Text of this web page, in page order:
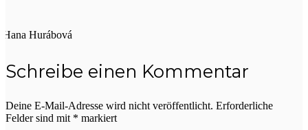
Hana Hurábová
Schreibe einen Kommentar
Deine E-Mail-Adresse wird nicht veröffentlicht. Erforderliche
Felder sind mit * markiert